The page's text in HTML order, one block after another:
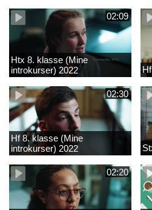
02:09
Htx 8. klasse (Mine
introkurser) 2022
02:30
Hf 8. klasse (Mine
introkurser) 2022
02:20